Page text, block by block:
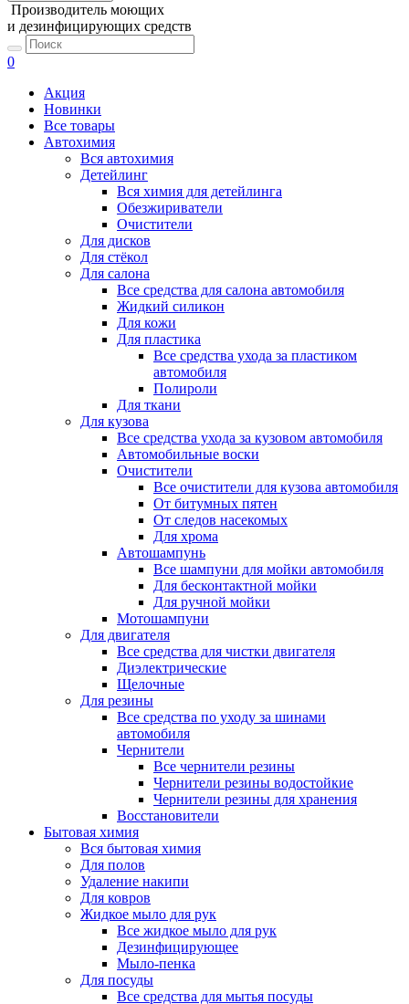
Производитель моющих
и дезинфицирующих средств
0
Акция
Новинки
Все товары
Автохимия
Вся автохимия
Детейлинг
Вся химия для детейлинга
Обезжириватели
Очистители
Для дисков
Для стёкол
Для салона
Все средства для салона автомобиля
Жидкий силикон
Для кожи
Для пластика
Все средства ухода за пластиком
автомобиля
Полироли
Для ткани
Для кузова
Все средства ухода за кузовом автомобиля
Автомобильные воски
Очистители
Все очистители для кузова автомобиля
От битумных пятен
От следов насекомых
Для хрома
Автошампунь
Все шампуни для мойки автомобиля
Для бесконтактной мойки
Для ручной мойки
Мотошампуни
Для двигателя
Все средства для чистки двигателя
Диэлектрические
Щелочные
Для резины
Все средства по уходу за шинами
автомобиля
Чернители
Все чернители резины
Чернители резины водостойкие
Чернители резины для хранения
Восстановители
Бытовая химия
Вся бытовая химия
Для полов
Удаление накипи
Для ковров
Жидкое мыло для рук
Все жидкое мыло для рук
Дезинфицирующее
Мыло-пенка
Для посуды
Все средства для мытья посуды